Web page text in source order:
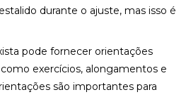
durante o ajuste, mas isso é
pode fornecer orientações
exercícios, alongamentos e
são importantes para
DO LABIRINTO